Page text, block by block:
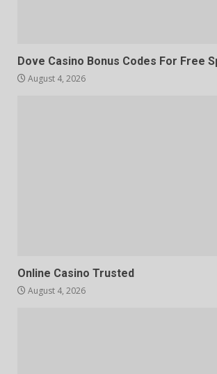
Dove Casino Bonus Codes For Free
August 4, 2026
Online Casino Trusted
August 4, 2026